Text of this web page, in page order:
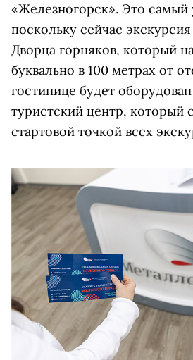
«Железногорск». Это самый
поскольку сейчас
Дворца горняков, который
буквально в 100 метрах от
гостинице будет
туристский центр, который
стартовой точкой всех